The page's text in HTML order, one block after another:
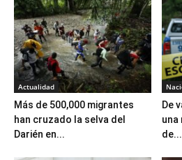
Actualidad
Más de 500,000 migrantes
han cruzado la selva del
Darién en...
De
una
de...